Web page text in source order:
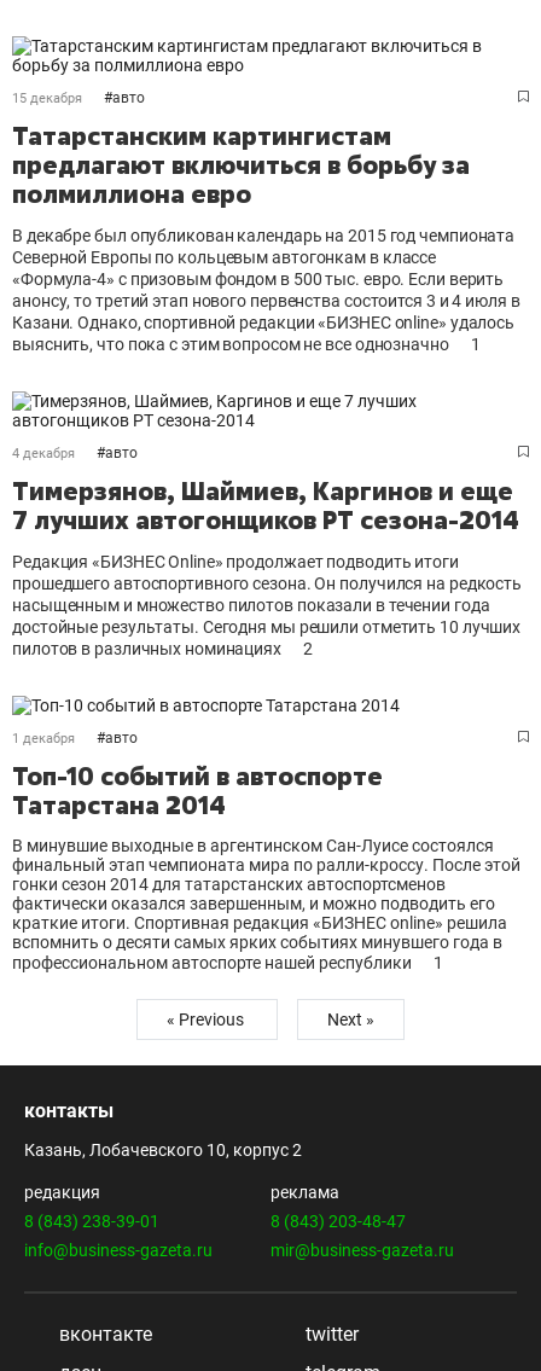
15 декабря #авто
Татарстанским картингистам
предлагают включиться в борьбу за
полмиллиона евро
В декабре был опубликован календарь на 2015 год чемпионата
Северной Европы по кольцевым автогонкам в классе
«Формула-4» с призовым фондом в 500 тыс. евро. Если верить
анонсу, то третий этап нового первенства состоится 3 и 4 июля в
Казани. Однако, спортивной редакции «БИЗНЕС online» удалось
выяснить, что пока с этим вопросом не все однозначно
1
4 декабря #авто
Тимерзянов, Шаймиев, Каргинов и еще
7 лучших автогонщиков РТ сезона-2014
Редакция «БИЗНЕС Online» продолжает подводить итоги
прошедшего автоспортивного сезона. Он получился на редкость
насыщенным и множество пилотов показали в течении года
достойные результаты. Сегодня мы решили отметить 10 лучших
пилотов в различных номинациях
2
1 декабря #авто
Топ-10 событий в автоспорте
Татарстана 2014
В минувшие выходные в аргентинском Сан-Луисе состоялся
финальный этап чемпионата мира по ралли-кроссу. После этой
гонки сезон 2014 для татарстанских автоспортсменов
фактически оказался завершенным, и можно подводить его
краткие итоги. Спортивная редакция «БИЗНЕС online» решила
вспомнить о десяти самых ярких событиях минувшего года в
профессиональном автоспорте нашей республики
1
« Previous Next »
контакты
Казань, Лобачевского 10, корпус 2
редакция
8 (843) 238-39-01
info@business-gazeta.ru
реклама
8 (843) 203-48-47
mir@business-gazeta.ru
вконтакте
twitter